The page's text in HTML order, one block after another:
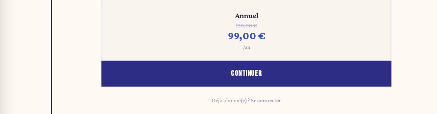
Annuel
120,00 €
99,00 €
/an
CONTINUER
Déjà abonné(e) ?Se connecter